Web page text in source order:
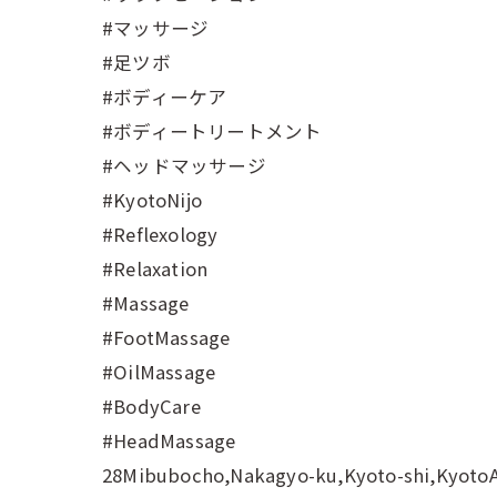
#マッサージ
#足ツボ
#ボディーケア
#ボディートリートメント
#ヘッドマッサージ
#KyotoNijo
#Reflexology
#Relaxation
#Massage
#FootMassage
#OilMassage
#BodyCare
#HeadMassage
28Mibubocho,Nakagyo-ku,Kyoto-